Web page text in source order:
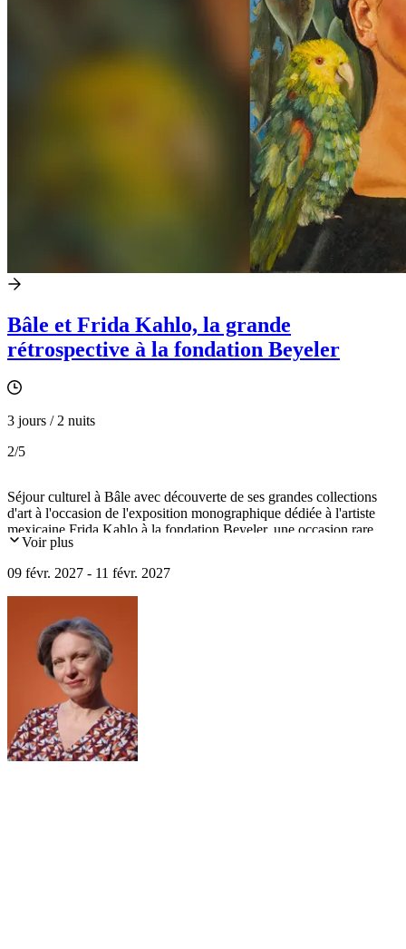
Bâle et Frida Kahlo, la grande
rétrospective à la fondation Beyeler
3 jours / 2 nuits
2/5
Séjour culturel à Bâle avec découverte de ses grandes collections
d'art à l'occasion de l'exposition monographique dédiée à l'artiste
mexicaine Frida Kahlo à la fondation Beyeler, une occasion rare
d'admirer ses œuvres en Europe. Visite du centre historique de Bâle,
Voir plus
09 févr. 2027 - 11 févr. 2027